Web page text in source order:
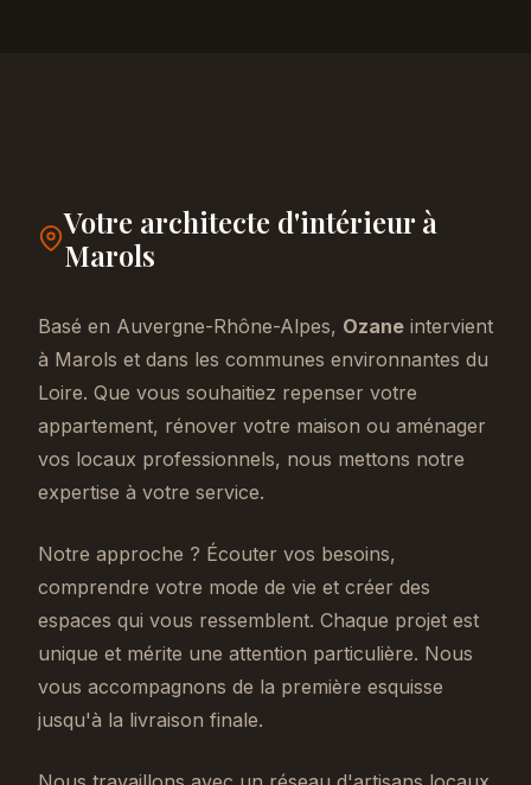
Votre architecte d'intérieur à
Marols
Basé en Auvergne-Rhône-Alpes, Ozane intervient
à Marols et dans les communes environnantes du
Loire. Que vous souhaitiez repenser votre
appartement, rénover votre maison ou aménager
vos locaux professionnels, nous mettons notre
expertise à votre service.
Notre approche ? Écouter vos besoins,
comprendre votre mode de vie et créer des
espaces qui vous ressemblent. Chaque projet est
unique et mérite une attention particulière. Nous
vous accompagnons de la première esquisse
jusqu'à la livraison finale.